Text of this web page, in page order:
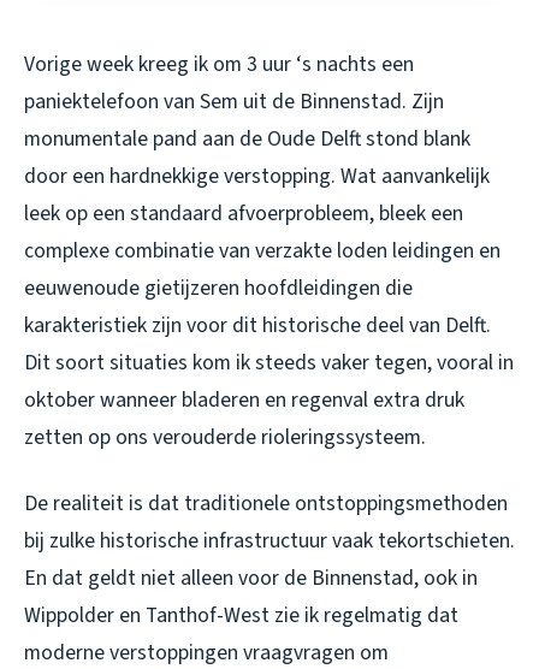
Vorige week kreeg ik om 3 uur ‘s nachts een
paniektelefoon van Sem uit de Binnenstad. Zijn
monumentale pand aan de Oude Delft stond blank
door een hardnekkige verstopping. Wat aanvankelijk
leek op een standaard afvoerprobleem, bleek een
complexe combinatie van verzakte loden leidingen en
eeuwenoude gietijzeren hoofdleidingen die
karakteristiek zijn voor dit historische deel van Delft.
Dit soort situaties kom ik steeds vaker tegen, vooral in
oktober wanneer bladeren en regenval extra druk
zetten op ons verouderde rioleringssysteem.
De realiteit is dat traditionele ontstoppingsmethoden
bij zulke historische infrastructuur vaak tekortschieten.
En dat geldt niet alleen voor de Binnenstad, ook in
Wippolder en Tanthof-West zie ik regelmatig dat
moderne verstoppingen vraagvragen om